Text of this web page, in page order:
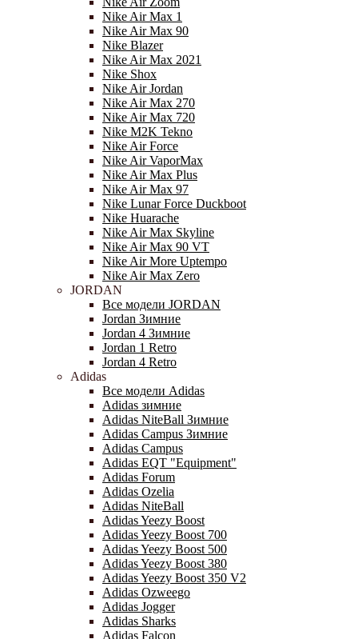
Nike Air Max 1
Nike Air Max 90
Nike Blazer
Nike Air Max 2021
Nike Shox
Nike Air Jordan
Nike Air Max 270
Nike Air Max 720
Nike M2K Tekno
Nike Air Force
Nike Air VaporMax
Nike Air Max Plus
Nike Air Max 97
Nike Lunar Force Duckboot
Nike Huarache
Nike Air Max Skyline
Nike Air Max 90 VT
Nike Air More Uptempo
Nike Air Max Zero
JORDAN
Все модели JORDAN
Jordan Зимние
Jordan 4 Зимние
Jordan 1 Retro
Jordan 4 Retro
Adidas
Все модели Adidas
Adidas зимние
Adidas NiteBall Зимние
Adidas Campus Зимние
Adidas Campus
Adidas EQT "Equipment"
Adidas Forum
Adidas Ozelia
Adidas NiteBall
Adidas Yeezy Boost
Adidas Yeezy Boost 700
Adidas Yeezy Boost 500
Adidas Yeezy Boost 380
Adidas Yeezy Boost 350 V2
Adidas Ozweego
Adidas Jogger
Adidas Sharks
Adidas Falcon